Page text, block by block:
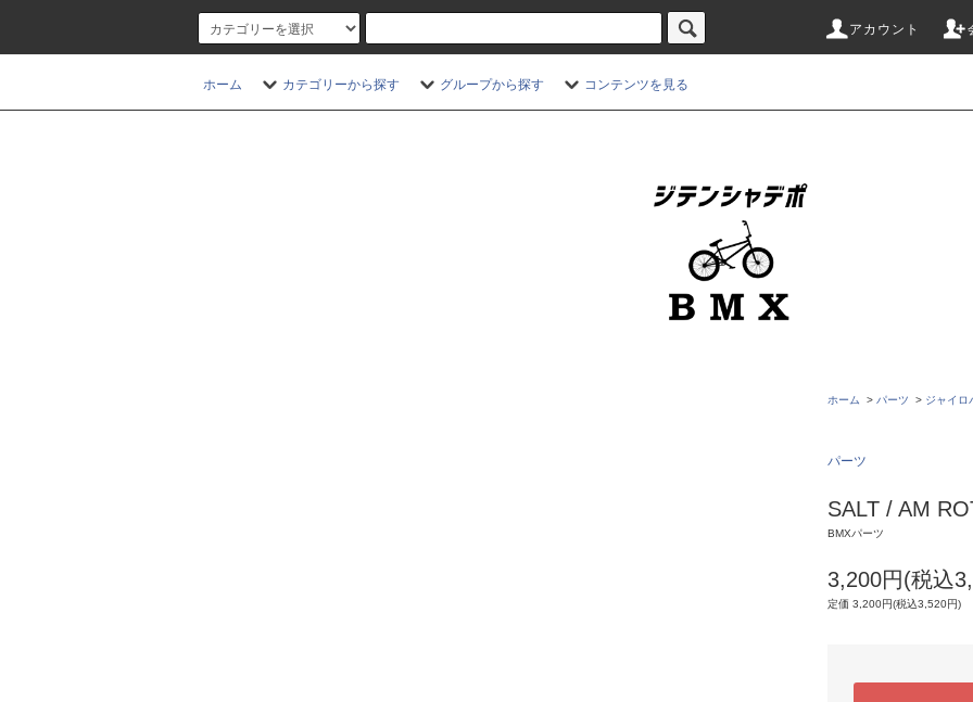
アカウント
ホーム カテゴリーから探す グループから探す コンテンツを見る
ホーム > パーツ > ジャイロ
パーツ
SALT / AM
BMXパーツ
3,200円(税込
定価 3,200円(税込3,520円)